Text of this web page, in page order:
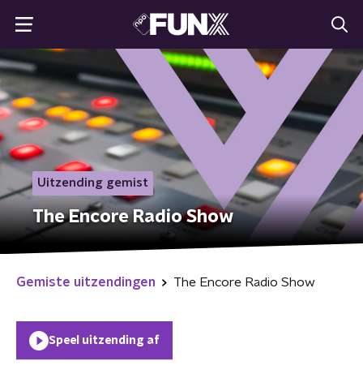
Uitzending gemist
The Encore Radio Show
Gemiste uitzendingen The Encore Radio Show
Speel uitzending af